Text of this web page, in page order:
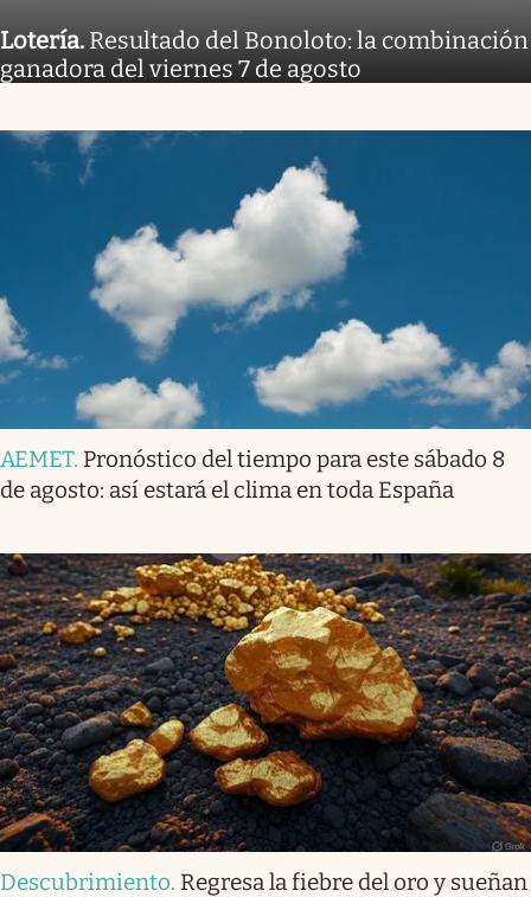
Lotería. Resultado del Bonoloto: la combinación
ganadora del viernes 7 de agosto
AEMET. Pronóstico del tiempo para este sábado 8
de agosto: así estará el clima en toda España
Descubrimiento. Regresa la fiebre del oro y sueñan